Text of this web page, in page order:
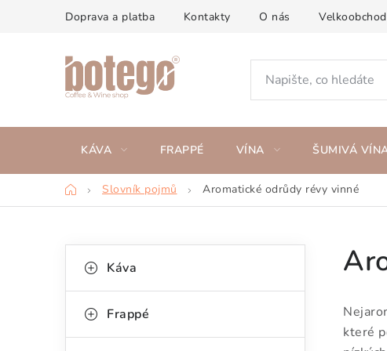
Doprava a platba Kontakty O nás Velkoobchod
KÁVA FRAPPÉ VÍNA ŠUMIVÁ
DomůSlovník pojmů Aromatické odrůdy révy vinné
okategorie
a
e
Káva
Frappé
které